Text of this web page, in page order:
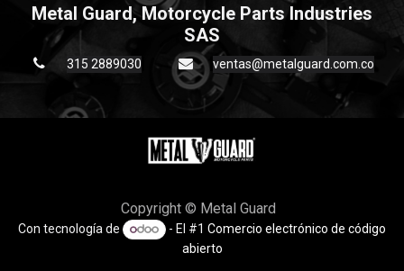
Metal Guard, Motorcycle Parts Industries
SAS
315 2889030 ventas@metalguard.com.co
Copyright © Metal Guard
Con tecnología de - El #1Comercio electrónico de código
abierto